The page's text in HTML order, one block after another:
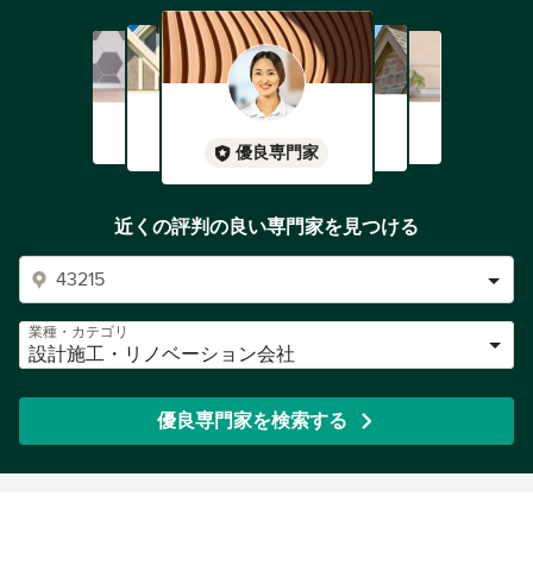
優良専門家
近くの評判の良い専門家を見つける
業種・カテゴリ
設計施工・リノベーション会社
優良専門家を検索する